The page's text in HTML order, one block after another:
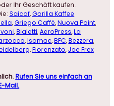
Ihr Geschäft kaufen.
Saicaf,Gorilla Kaffee
,Griego Caffé,Nuova Point,
,Bialetti,AeroPress,La
,Isomac,BFC,Bezzera,
,Fiorenzato, Joe Frex
Rufen Sie uns einfach an
Mail.